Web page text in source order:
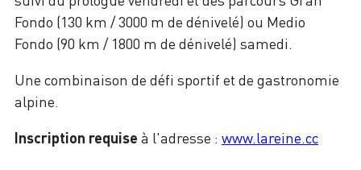
Fondo (130 km / 3000 m de dénivelé) ou Medio
Fondo (90 km / 1800 m de dénivelé) samedi.
Une combinaison de défi sportif et de gastronomie
alpine.
Inscription requise à l'adresse : www.lareine.cc